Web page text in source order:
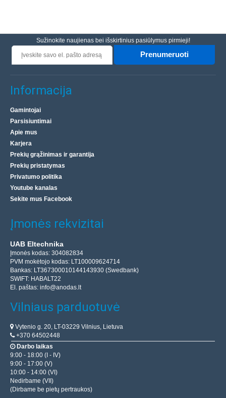
Sužinokite naujienas bei išskirtinius pasiūlymus pirmieji!
Prenumeruoti
Informacija
Gamintojai
Parsisiuntimai
Apie mus
Karjera
Prekių grąžinimas ir garantija
Prekių pristatymas
Privatumo politika
Youtube kanalas
Sekite mus Facebook
Įmonės rekvizitai
UAB Eltechnika
Įmonės kodas: 304082834
PVM mokėtojo kodas: LT100009624714
Bankas: LT367300010144143930 (Swedbank)
SWIFT: HABALT22
El. paštas: info@anodas.lt
Vilniaus parduotuvė
Vytenio g. 20, LT-03229 Vilnius, Lietuva
+370 64502448
Darbo laikas
9:00 - 18:00 (I - IV)
9:00 - 17:00 (V)
10:00 - 14:00 (VI)
Nedirbame (VII)
(Dirbame be pietų pertraukos)